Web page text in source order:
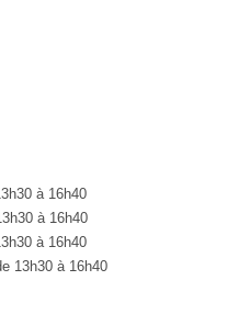
à 16h40
à 16h40
à 16h40
13h30 à 16h40